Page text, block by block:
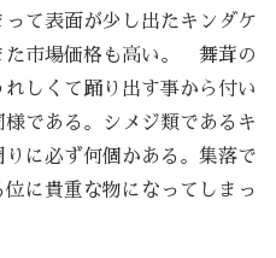
て表面が少し出たキンダケ
た市場価格も高い。 舞茸の
しくて踊り出す事から付い
である。シメジ類であるキ
に必ず何個かある。集落で
に貴重な物になってしまっ